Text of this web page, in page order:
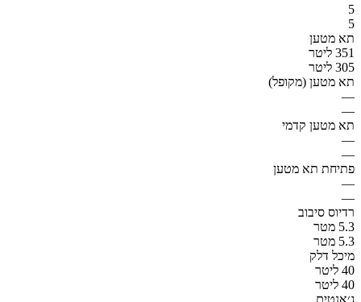
5
5
תא מטען
351 ליטר
305 ליטר
תא מטען (מקופל)
—
—
תא מטען קדמי
—
—
פתיחת תא מטען
—
—
רדיוס סיבוב
5.3 מטר
5.3 מטר
מיכל דלק
40 ליטר
40 ליטר
ג׳אנטים